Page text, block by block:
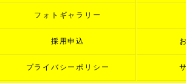
フォトギャラリー
採用申込
プライバシーポリシー